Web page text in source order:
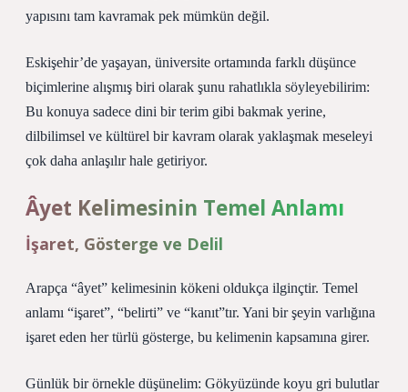
yapısını tam kavramak pek mümkün değil.
Eskişehir’de yaşayan, üniversite ortamında farklı düşünce
biçimlerine alışmış biri olarak şunu rahatlıkla söyleyebilirim:
Bu konuya sadece dini bir terim gibi bakmak yerine,
dilbilimsel ve kültürel bir kavram olarak yaklaşmak meseleyi
çok daha anlaşılır hale getiriyor.
Âyet Kelimesinin Temel Anlamı
İşaret, Gösterge ve Delil
Arapça “âyet” kelimesinin kökeni oldukça ilginçtir. Temel
anlamı “işaret”, “belirti” ve “kanıt”tır. Yani bir şeyin varlığına
işaret eden her türlü gösterge, bu kelimenin kapsamına girer.
Günlük bir örnekle düşünelim: Gökyüzünde koyu gri bulutlar